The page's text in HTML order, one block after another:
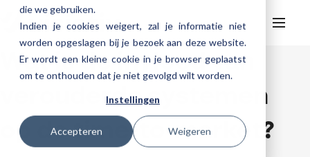
die we gebruiken.
Indien je cookies weigert, zal je informatie niet
worden opgeslagen bij je bezoek aan deze website.
Er wordt een kleine cookie in je browser geplaatst
om te onthouden dat je niet gevolgd wilt worden.
Instellingen
Accepteren Weigeren
HelpdeskWebinars
SOLIDWORKS Design
Manufacturing
Cloud services for SOLIDWORKS
Trainingen
Wat is de invloed van
verouderde systemen
op de time-to-market?